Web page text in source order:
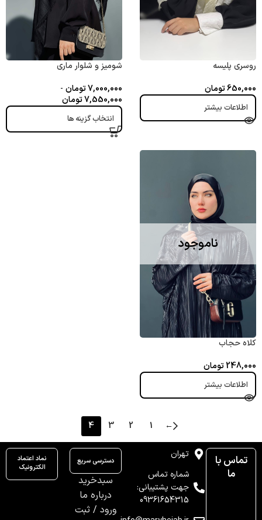
روسری پلیسه
650,000تومان
اطلاعات بیشتر
شومیز و شلوار ماری
7,000,000تومان-
7,550,000تومان
انتخاب گزینه ها
ناموجود
کلاه حجاب
248,000تومان
اطلاعات بیشتر
←
1
2
3
4
تماس با
ما
تهران
شماره تماس
جهت پشتیبانی:
09361654315
دسترسی سریع
سبدخرید
درباره ما
ورود / ثبت
نماد اعتماد
الکترونیک